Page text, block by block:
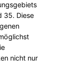
35. Diese
nicht nur